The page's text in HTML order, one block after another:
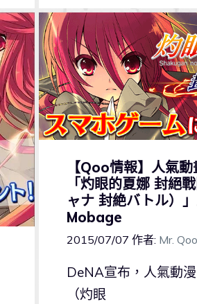
【Qoo情報】人氣
「灼眼的夏娜 封絕
ャナ 封絶バトル）
Mobage
2015/07/07 作者: Mr. Qoo
DeNA宣布，人氣動
（灼眼